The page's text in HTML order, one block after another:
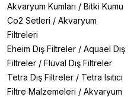
Akvaryum Kumları / Bitki Kumu
Co2 Setleri / Akvaryum
Filtreleri
Eheim Dış Filtreler / Aquael Dış
Filtreler / Fluval Dış Filtreler
Tetra Dış Filtreler / Tetra Isıtıcı
Filtre Malzemeleri / Akvaryum